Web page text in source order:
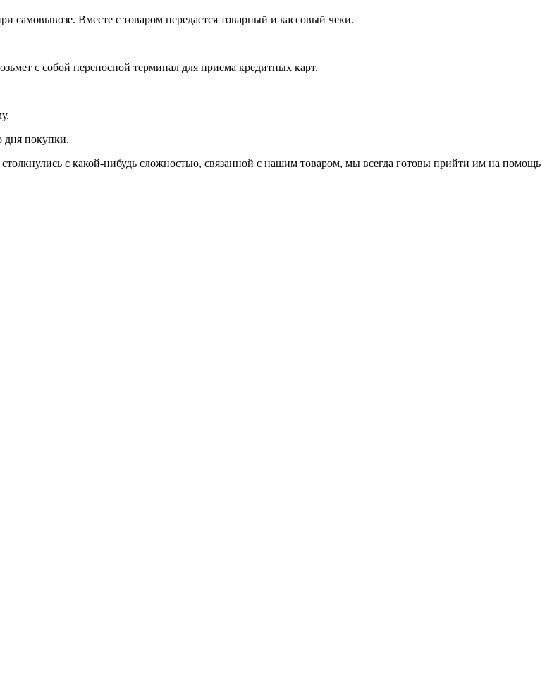
самовывозе. Вместе с товаром передается товарный и кассовый чеки.
с собой переносной терминал для приема кредитных карт.
дня покупки.
с какой-нибудь сложностью, связанной с нашим товаром, мы всегда готовы прийти им на помощь